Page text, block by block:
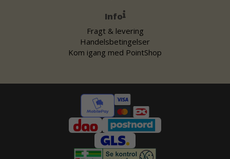
Info
Fragt & levering
Handelsbetingelser
Kom igang med PointShop